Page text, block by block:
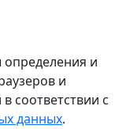
и
и
соответствии с
данных.